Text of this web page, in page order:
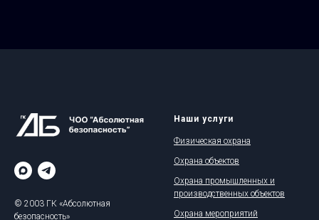
© 2003 ГК «Абсолютная
безопасность»
Наши услуги
Физическая охрана
Охрана объектов
Охрана промышленных и
производственных объектов
Охрана мероприятий